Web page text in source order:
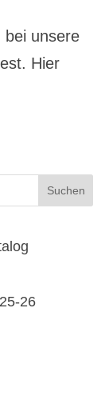
bei unsere
Hier
26